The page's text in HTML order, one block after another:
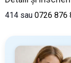
414 sau 0726 876